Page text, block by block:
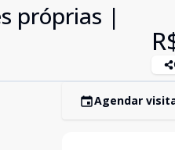
próprias |
Agendar